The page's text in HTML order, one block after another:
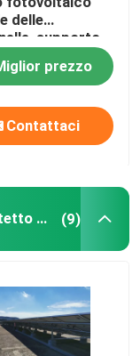
delle
supporto
mattonelle
prezzo
Contattaci
Sistema di montaggio solare del tetto piano (9)